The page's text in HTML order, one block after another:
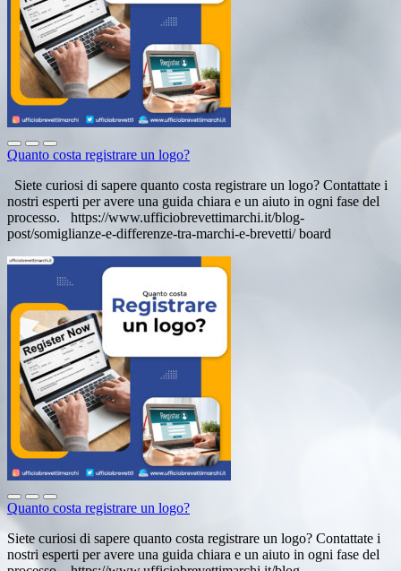
Quanto costa registrare un logo?
Siete curiosi di sapere quanto costa registrare un logo? Contattate i
nostri esperti per avere una guida chiara e un aiuto in ogni fase del
processo. https://www.ufficiobrevettimarchi.it/blog-
post/somiglianze-e-differenze-tra-marchi-e-brevetti/ board
Quanto costa registrare un logo?
Siete curiosi di sapere quanto costa registrare un logo? Contattate i
nostri esperti per avere una guida chiara e un aiuto in ogni fase del